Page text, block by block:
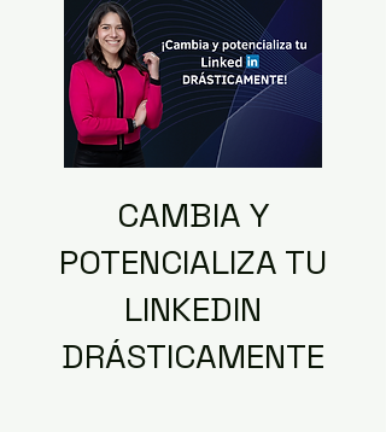
CAMBIA Y
POTENCIALIZA TU
LINKEDIN
DRÁSTICAMENTE